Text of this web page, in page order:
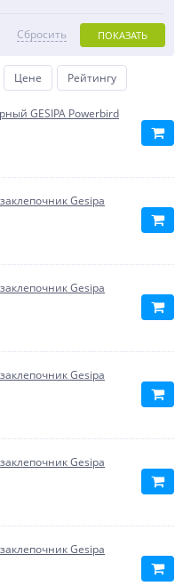
ПОКАЗАТЬ
Сбросить
Цене Рейтингу
GESIPA Powerbird
Gesipa
Gesipa
Gesipa
Gesipa
Gesipa